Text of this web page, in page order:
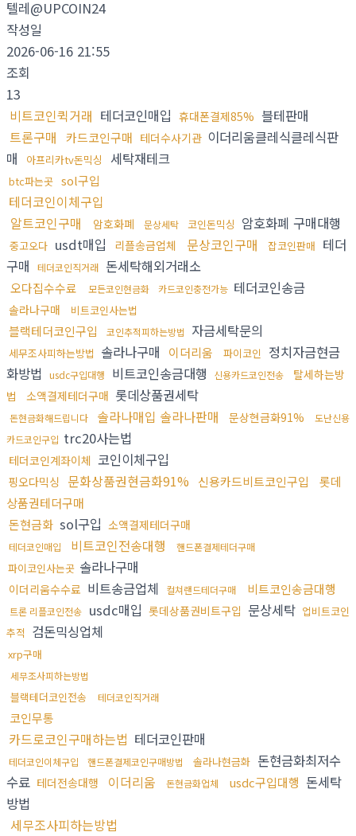
텔레@UPCOIN24
작성일
2026-06-16 21:55
조회
13
비트코인퀵거래 테더코인매입 휴대폰결제85% 블테판매
트론구매
카드코인구매 테더수사기관 이더리움클레식클레식판
매
아프리카tv돈믹싱 세탁재테크
btc파는곳 sol구입
테더코인이체구입
알트코인구매
암호화폐 문상세탁 코인돈믹싱 암호화폐 구매대행
중고오다 usdt매입 리플송금업체 문상코인구매 잡코인판매 테더
구매
테더코인직거래 돈세탁해외거래소
오다집수수료 모든코인현금화 카드코인충전가능 테더코인송금
솔라나구매 비트코인사는법
블랙테더코인구입 코인추적피하는방법 자금세탁문의
세무조사피하는방법 솔라나구매 이더리움 파이코인
정치자금현금
화방법 usdc구입대행 비트코인송금대행 신용카드코인전송
탈세하는방
법
소액결제테더구매 롯데상품권세탁
돈현금화해드립니다 솔라나매입 솔라나판매 문상현금화91%
도난신용
카드코인구입 trc20사는법
테더코인계좌이체 코인이체구입
핑오다믹싱 문화상품권현금화91% 신용카드비트코인구입
롯데
상품권테더구매
돈현금화 sol구입 소액결제테더구매
테더코인매입 비트코인전송대행 핸드폰결제테더구매
파이코인사는곳 솔라나구매
이더리움수수료 비트송금업체 컬쳐랜드테더구매 비트코인송금대행
트론 리플코인전송 usdc매입 롯데상품권비트구입 문상세탁 업비트코인
추적 검돈믹싱업체
xrp구매
세무조사피하는방법
블랙테더코인전송 테더코인직거래
코인무통
카드로코인구매하는법 테더코인판매
테더코인이체구입 핸드폰결제코인구매방법 솔라나현금화 돈현금화최저수
수료 테더전송대행 이더리움 돈현금화업체 usdc구입대행 돈세탁
방법
세무조사피하는방법